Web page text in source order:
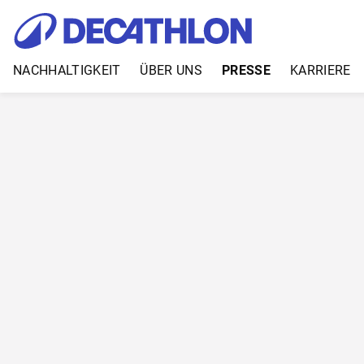
NACHHALTIGKEIT ÜBER UNS PRESSE KARRIERE